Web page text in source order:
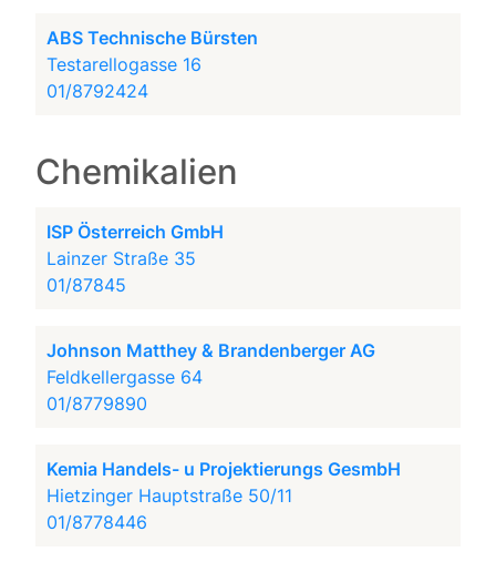
ABS Technische Bürsten
Testarellogasse 16
01/8792424
Chemikalien
ISP Österreich GmbH
Lainzer Straße 35
01/87845
Johnson Matthey & Brandenberger AG
Feldkellergasse 64
01/8779890
Kemia Handels- u Projektierungs GesmbH
Hietzinger Hauptstraße 50/11
01/8778446